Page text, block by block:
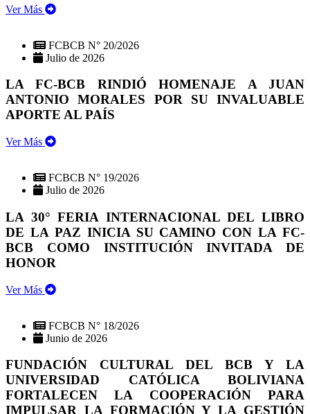
Ver Más
FCBCB N° 20/2026
Julio de 2026
LA FC-BCB RINDIÓ HOMENAJE A JUAN
ANTONIO MORALES POR SU INVALUABLE
APORTE AL PAÍS
Ver Más
FCBCB N° 19/2026
Julio de 2026
LA 30° FERIA INTERNACIONAL DEL LIBRO
DE LA PAZ INICIA SU CAMINO CON LA FC-
BCB COMO INSTITUCIÓN INVITADA DE
HONOR
Ver Más
FCBCB N° 18/2026
Junio de 2026
FUNDACIÓN CULTURAL DEL BCB Y LA
UNIVERSIDAD CATÓLICA BOLIVIANA
FORTALECEN LA COOPERACIÓN PARA
IMPULSAR LA FORMACIÓN Y LA GESTIÓN